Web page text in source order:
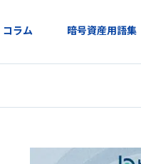
コラム 暗号資産用語集